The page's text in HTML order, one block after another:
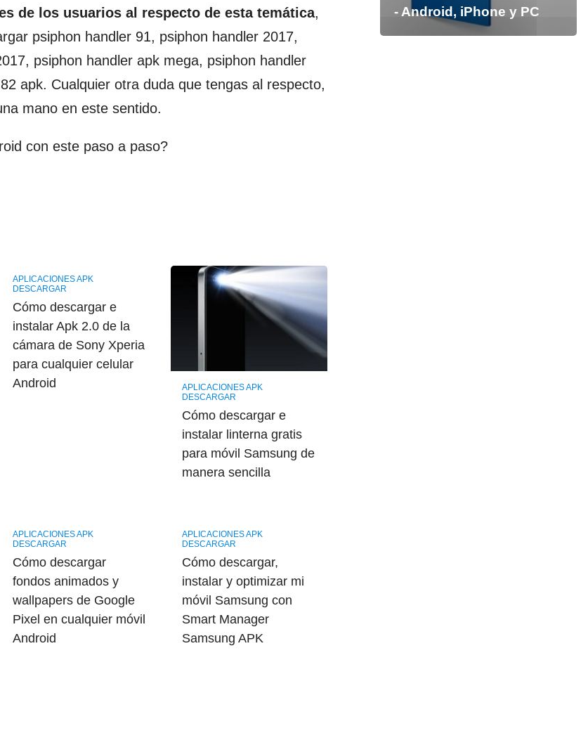
de los usuarios al respecto de esta temática,
psiphon handler 91, psiphon handler 2017,
psiphon handler apk mega, psiphon handler
apk. Cualquier otra duda que tengas al respecto,
mano en este sentido.
con este paso a paso?
APLICACIONES APK
DESCARGAR
Cómo descargar e
instalar Apk 2.0 de la
cámara de Sony Xperia
para cualquier celular
Android
APLICACIONES APK
DESCARGAR
Cómo descargar e
instalar linterna gratis
para móvil Samsung de
manera sencilla
APLICACIONES APK
DESCARGAR
Cómo descargar
fondos animados y
wallpapers de Google
Pixel en cualquier móvil
Android
APLICACIONES APK
DESCARGAR
Cómo descargar,
instalar y optimizar mi
móvil Samsung con
Smart Manager
Samsung APK
- Android, iPhone y PC